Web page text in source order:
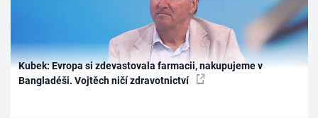
Kubek: Evropa si zdevastovala farmacii, nakupujeme v
Bangladéši. Vojtěch ničí zdravotnictví